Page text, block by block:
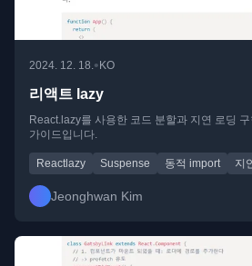
2024. 12. 18.• KO
리액트 lazy
React.lazy를 사용한 코드 분할과 지연 로딩
가이드입니다.
Reactlazy Suspense 동적 import 지
Jeonghwan Kim